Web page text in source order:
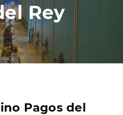
Rey
Pagos del